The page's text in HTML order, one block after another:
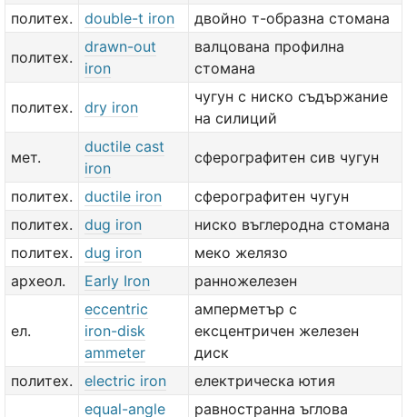
политех. double-t iron двойно т-образна стомана
политех.
drawn-out
iron
валцована профилна
стомана
политех. dry iron
чугун с ниско съдържание
на силиций
мет.
ductile cast
iron
сферографитен сив чугун
политех. ductile iron
сферографитен чугун
политех.
dug iron
ниско въглеродна стомана
политех.
dug iron
меко желязо
археол.
Early Iron ранножелезен
ел.
eccentric
iron-disk
ammeter
амперметър с
ексцентричен железен
диск
политех.
electric iron електрическа ютия
equal-angle
равностранна ъглова